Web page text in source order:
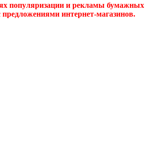
популяризации и рекламы бумажных
интернет-магазинов.